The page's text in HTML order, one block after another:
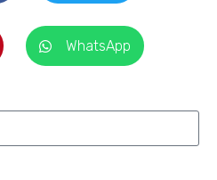
WhatsApp